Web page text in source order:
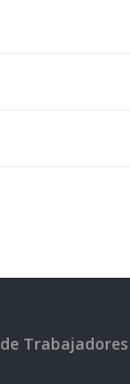
Trabajadores